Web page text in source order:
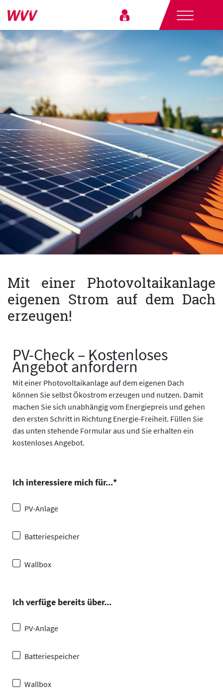
Mit einer Photovoltaikanlage
eigenen Strom auf dem Dach
erzeugen!
PV-Check – Kostenloses
Angebot anfordern
Mit einer Photovoltaikanlage auf dem eigenen Dach
können Sie selbst Ökostrom erzeugen und nutzen. Damit
machen Sie sich unabhängig vom Energiepreis und gehen
den ersten Schritt in Richtung Energie-Freiheit. Füllen Sie
das unten stehende Formular aus und Sie erhalten ein
kostenloses Angebot.
Ich interessiere mich für...*
PV-Anlage
Batteriespeicher
Wallbox
Ich verfüge bereits über...
PV-Anlage
Batteriespeicher
Wallbox